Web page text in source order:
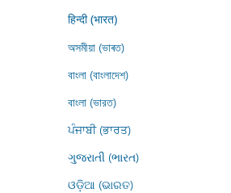
हिन्दी (भारत)
অসমীয়া (ভাৰত)
বাংলা (বাংলাদেশ)
বাংলা (ভারত)
ਪੰਜਾਬੀ (ਭਾਰਤ)
ગુજરાતી (ભારત)
ଓଡ଼ିଆ (ଭାରତ)